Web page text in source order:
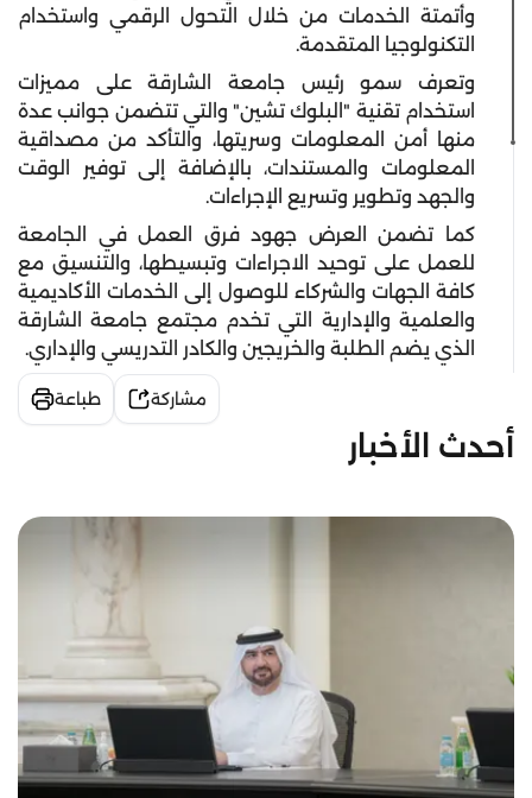
وأتمتة الخدمات من خلال التحول الرقمي واستخدام
التكنولوجيا المتقدمة.
وتعرف سمو رئيس جامعة الشارقة على مميزات
استخدام تقنية "البلوك تشين" والتي تتضمن جوانب عدة
منها أمن المعلومات وسريتها، والتأكد من مصداقية
المعلومات والمستندات، بالإضافة إلى توفير الوقت
والجهد وتطوير وتسريع الإجراءات.
كما تضمن العرض جهود فرق العمل في الجامعة
للعمل على توحيد الاجراءات وتبسيطها، والتنسيق مع
كافة الجهات والشركاء للوصول إلى الخدمات الأكاديمية
والعلمية والإدارية التي تخدم مجتمع جامعة الشارقة
الذي يضم الطلبة والخريجين والكادر التدريسي والإداري.
مشاركة طباعة
أحدث الأخبار